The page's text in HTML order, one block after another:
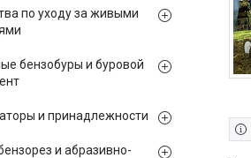
по уходу за живыми
бензобуры и буровой
и принадлежности
и абразивно-